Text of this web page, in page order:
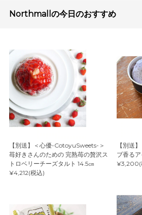
Northmallの今日のおすすめ
【別送】＜心優-CotoyuSweets-＞
苺好きさんのための 完熟苺の贅沢ス
トロベリーチーズタルト 14.5㎝
¥4,212(税込)
【別送
ブ香る
¥3,200(